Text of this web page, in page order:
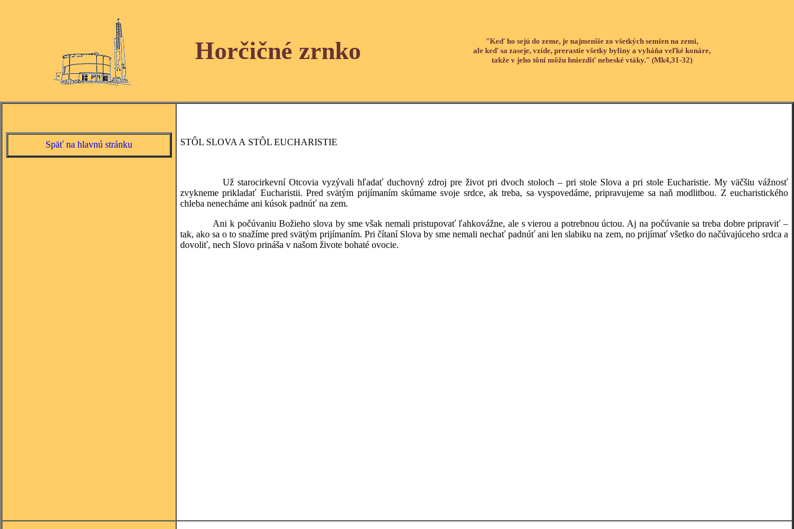
Horčičné zrnko
"Keď ho sejú do zeme, je najmenšie zo všetkých semien na zemi,
ale keď sa zaseje, vzíde, prerastie všetky byliny a vyháňa veľké konáre,
takže v jeho tôni môžu hniezdiť nebeské vtáky." (Mk4,31-32)
Späť na hlavnú stránku STÔL SLOVA A STÔL EUCHARISTIE
Už starocirkevní Otcovia vyzývali hľadať duchovný zdroj pre život pri dvoch stoloch – pri stole Slova a pri stole Eucharistie. My väčšiu vážnosť
zvykneme prikladať Eucharistii. Pred svätým prijímaním skúmame svoje srdce, ak treba, sa vyspovedáme, pripravujeme sa naň modlitbou. Z eucharistického
chleba nenecháme ani kúsok padnúť na zem.
Ani k počúvaniu Božieho slova by sme však nemali pristupovať ľahkovážne, ale s vierou a potrebnou úctou. Aj na počúvanie sa treba dobre pripraviť –
tak, ako sa o to snažíme pred svätým prijímaním. Pri čítaní Slova by sme nemali nechať padnúť ani len slabiku na zem, no prijímať všetko do načúvajúceho srdca a
dovoliť, nech Slovo prináša v našom živote bohaté ovocie.